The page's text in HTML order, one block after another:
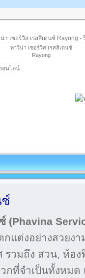
พาวีน่า เซอร์วิส เรสสิเดนซ์
Rayong
ซ์
(Phavina
แต่งอย่างสวยงา
รวมถึง สวน, ห้อ
กที่จำเป็นทั้งหม